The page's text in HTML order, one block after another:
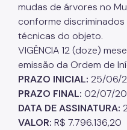
mudas de árvores no
conforme
técnicas do objeto.
VIGÊNCIA 12 (doze)
emissão da Ordem de
PRAZO INICIAL: 25/06/
PRAZO FINAL: 02/07/
DATA DE ASSINATURA:
VALOR: R$ 7.796.136,20